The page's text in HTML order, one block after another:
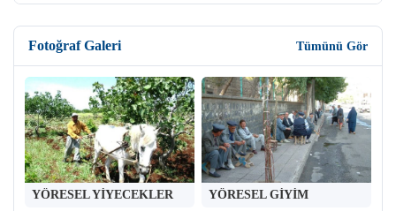
Fotoğraf Galeri Tümünü Gör
YÖRESEL YİYECEKLER YÖRESEL GİYİM